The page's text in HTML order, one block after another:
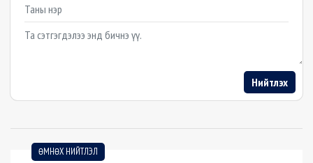
Example textarea
Нийтлэх
ӨМНӨХ НИЙТЛЭЛ